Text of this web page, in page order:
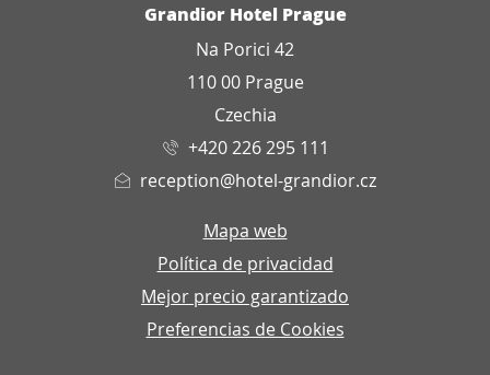
DIRECCIÓNGrandior Hotel Prague
Na Porici 42
110 00 Prague
Czechia
+420 226 295 111
reception@hotel-grandior.cz
Mapa web
Política de privacidad
Mejor precio garantizado
Preferencias de Cookies